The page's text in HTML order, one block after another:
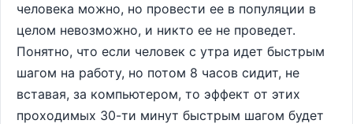
человека можно, но провести ее в популяции в
целом невозможно, и никто ее не проведет.
Понятно, что если человек с утра идет быстрым
шагом на работу, но потом 8 часов сидит, не
вставая, за компьютером, то эффект от этих
проходимых 30-ти минут быстрым шагом будет